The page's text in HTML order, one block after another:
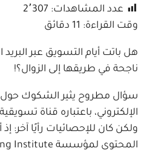
عدد المشاهدات: 2٬307
وقت القراءة: 11 دقائق
هل باتت أيام التسويق عبر البريد
ناجحة في طريقها إلى الزوال؟!
سؤال مطروح يثير الشكوك حول
الإلكتروني، باعتباره قناة
ولكن كان للإحصائيات رأيًا آخر:
المحتوى لمؤسسة Content Marketing Institute